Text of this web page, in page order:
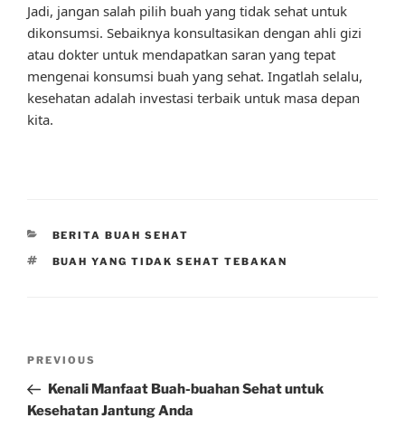
Jadi, jangan salah pilih buah yang tidak sehat untuk
dikonsumsi. Sebaiknya konsultasikan dengan ahli gizi
atau dokter untuk mendapatkan saran yang tepat
mengenai konsumsi buah yang sehat. Ingatlah selalu,
kesehatan adalah investasi terbaik untuk masa depan
kita.
CATEGORIES
BERITA BUAH SEHAT
TAGS
BUAH YANG TIDAK SEHAT TEBAKAN
Previous
Post
PREVIOUS
Kenali Manfaat Buah-buahan Sehat untuk
Kesehatan Jantung Anda